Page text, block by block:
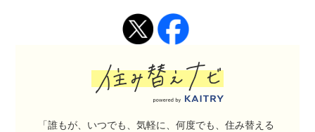
「誰もが、いつでも、気軽に、何度でも、住み替える